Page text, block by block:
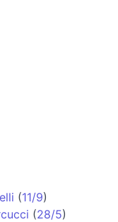
(11/9)
(28/5)